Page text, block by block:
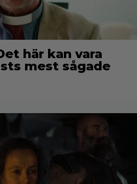
här kan vara
mest sågade